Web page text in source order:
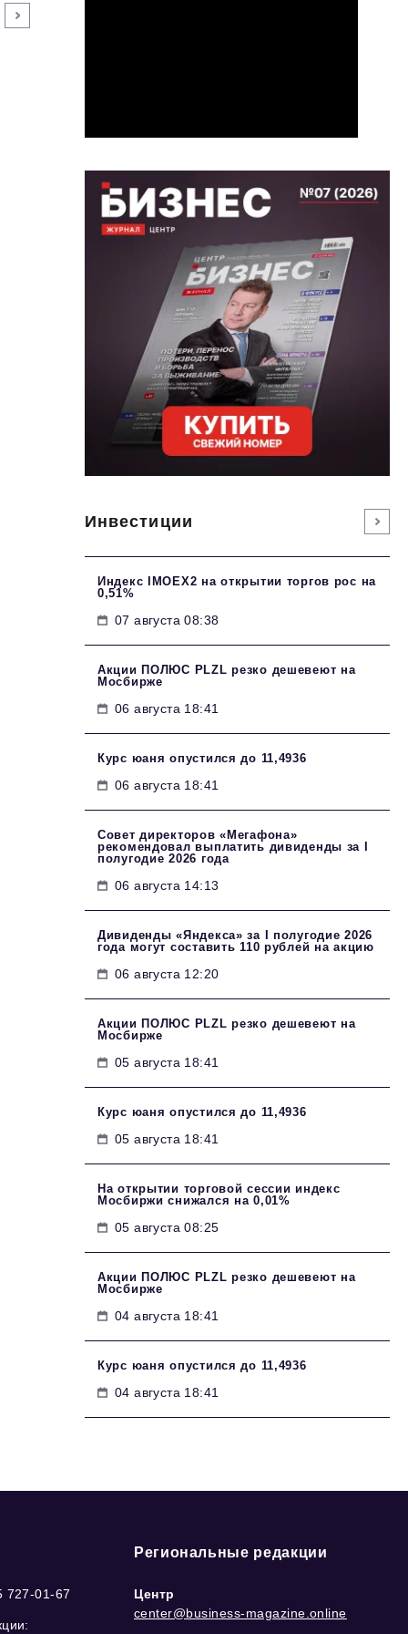
Инвестиции
Индекс IMOEX2 на открытии торгов рос на
0,51%
07 августа 08:38
Акции ПОЛЮС PLZL резко дешевеют на
Мосбирже
06 августа 18:41
Курс юаня опустился до 11,4936
06 августа 18:41
Совет директоров «Мегафона»
рекомендовал выплатить дивиденды за I
полугодие 2026 года
06 августа 14:13
Дивиденды «Яндекса» за I полугодие 2026
года могут составить 110 рублей на акцию
06 августа 12:20
Акции ПОЛЮС PLZL резко дешевеют на
Мосбирже
05 августа 18:41
Курс юаня опустился до 11,4936
05 августа 18:41
На открытии торговой сессии индекс
Мосбиржи снижался на 0,01%
05 августа 08:25
Акции ПОЛЮС PLZL резко дешевеют на
Мосбирже
04 августа 18:41
Курс юаня опустился до 11,4936
04 августа 18:41
727-01-67
Региональные редакции
Центр
center@business-magazine.online